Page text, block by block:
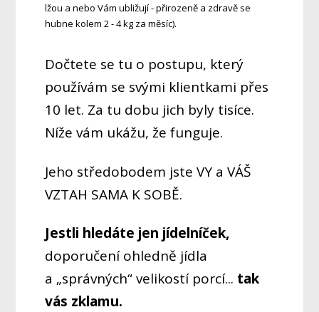
lžou a nebo Vám ubližují - přirozeně a zdravě se
hubne kolem 2 - 4 kg za měsíc).
Dočtete se tu o postupu, který
používám se svými klientkami přes
10 let. Za tu dobu jich byly tisíce.
Níže vám ukážu, že funguje.
Jeho středobodem jste VY a VÁŠ
VZTAH SAMA K SOBĚ.
Jestli hledáte jen jídelníček,
doporučení ohledně jídla
a „správných“ velikostí porcí... tak
vás zklamu.